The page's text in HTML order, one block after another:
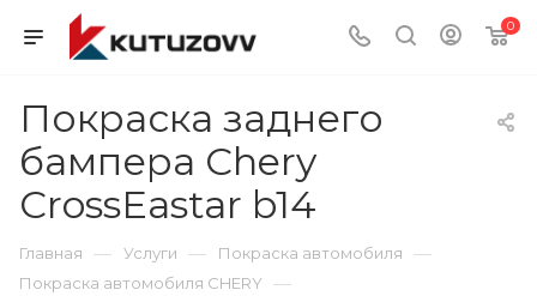
0
Покраска заднего
бампера Chery
CrossEastar b14
Главная — Услуги — Покраска автомобиля —
Покраска автомобиля CHERY —